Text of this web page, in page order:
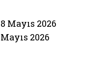
8 Mayıs 2026
2026